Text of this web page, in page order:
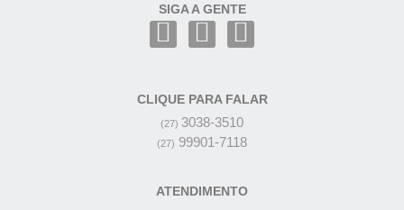
SIGA A GENTE
CLIQUE PARA FALAR
(27) 3038-3510
(27) 99901-7118
ATENDIMENTO